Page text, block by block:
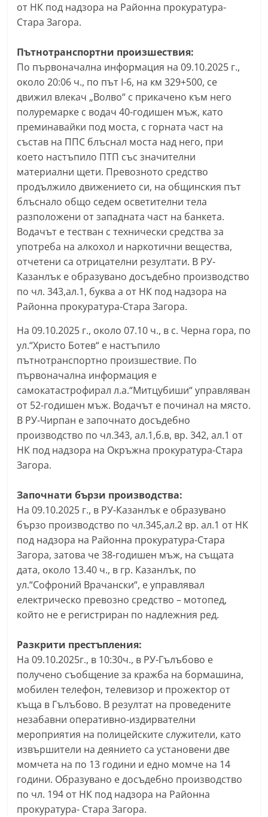
–
a
z
a
n
l
a
k
i
n
f
o
,
k
a
z
n
l
a
k
-
b
g
.
n
f
o
,
g
a
l
l
e
y
-
k
a
z
a
n
l
a
k
от НК под надзора на Районна прокуратура-
Стара Загора.
Пътнотранспортни произшествия:
По първоначална информация на 09.10.2025 г.,
около 20:06 ч., по път I-6, на км 329+500, се
движил влекач „Волво“ с прикачено към него
полуремарке с водач 40-годишен мъж, като
преминавайки под моста, с горната част на
състав на ППС блъснал моста над него, при
което настъпило ПТП със значителни
материални щети. Превозното средство
продължило движението си, на общинския път
блъснало общо седем осветителни тела
разположени от западната част на банкета.
Водачът е тестван с технически средства за
употреба на алкохол и наркотични вещества,
отчетени са отрицателни резултати. В РУ-
Казанлък е образувано досъдебно производство
по чл. 343,ал.1, буква а от НК под надзора на
Районна прокуратура-Стара Загора.
На 09.10.2025 г., около 07.10 ч., в с. Черна гора, по
ул.“Христо Ботев“ е настъпило
пътнотранспортно произшествие. По
първоначална информация е
самокатастрофирал л.а.“Митцубиши“ управляван
от 52-годишен мъж. Водачът е починал на място.
В РУ-Чирпан е започнато досъдебно
производство по чл.343, ал.1,б.в, вр. 342, ал.1 от
НК под надзора на Окръжна прокуратура-Стара
Загора.
Започнати бързи производства:
На 09.10.2025 г., в РУ-Казанлък е образувано
бързо производство по чл.345,ал.2 вр. ал.1 от НК
под надзора на Районна прокуратура-Стара
Загора, затова че 38-годишен мъж, на същата
дата, около 13.40 ч., в гр. Казанлък, по
ул.“Софроний Врачански“, е управлявал
електрическо превозно средство – мотопед,
който не е регистриран по надлежния ред.
Разкрити престъпления:
На 09.10.2025г., в 10:30ч., в РУ-Гълъбово е
получено съобщение за кражба на бормашина,
мобилен телефон, телевизор и прожектор от
къща в Гълъбово. В резултат на проведените
незабавни оперативно-издирвателни
мероприятия на полицейските служители, като
извършители на деянието са установени две
момчета на по 13 години и едно момче на 14
години. Образувано е досъдебно производство
по чл. 194 от НК под надзора на Районна
прокуратура- Стара Загора.